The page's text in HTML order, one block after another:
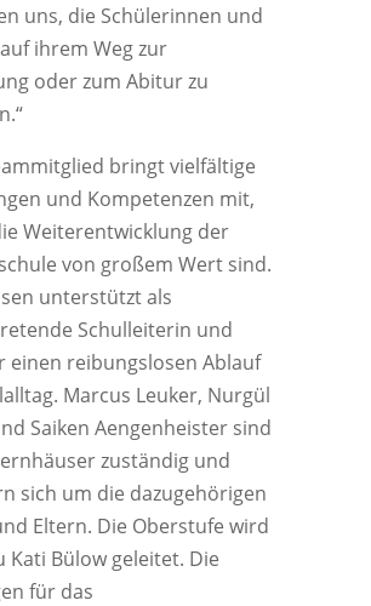
uns, die Schülerinnen und
ihrem Weg zur
oder zum Abitur zu
bringt vielfältige
und Kompetenzen mit,
Weiterentwicklung der
von großem Wert sind.
unterstützt als
Schulleiterin und
einen reibungslosen Ablauf
Marcus Leuker, Nurgül
Saiken Aengenheister sind
zuständig und
sich um die dazugehörigen
Eltern. Die Oberstufe wird
Kati Bülow geleitet. Die
für das